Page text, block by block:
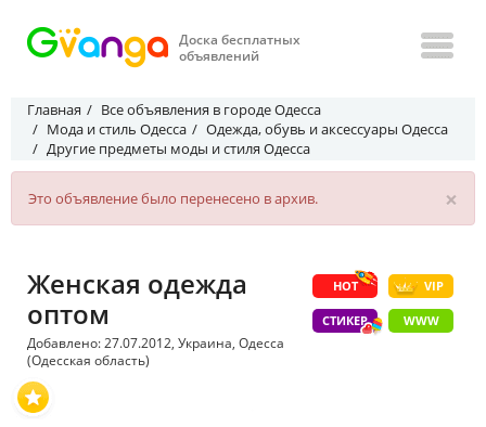
Доска бесплатных
объявлений
Главная
Все объявления в городе Одесса
Мода и стиль Одесса
Одежда, обувь и аксессуары Одесса
Другие предметы моды и стиля Одесса
×
Это объявление было перенесено в архив.
HOT VIP
СТИКЕР WWW
Женская одежда
оптом
Добавлено: 27.07.2012, Украина, Одесса
(Одесская область)